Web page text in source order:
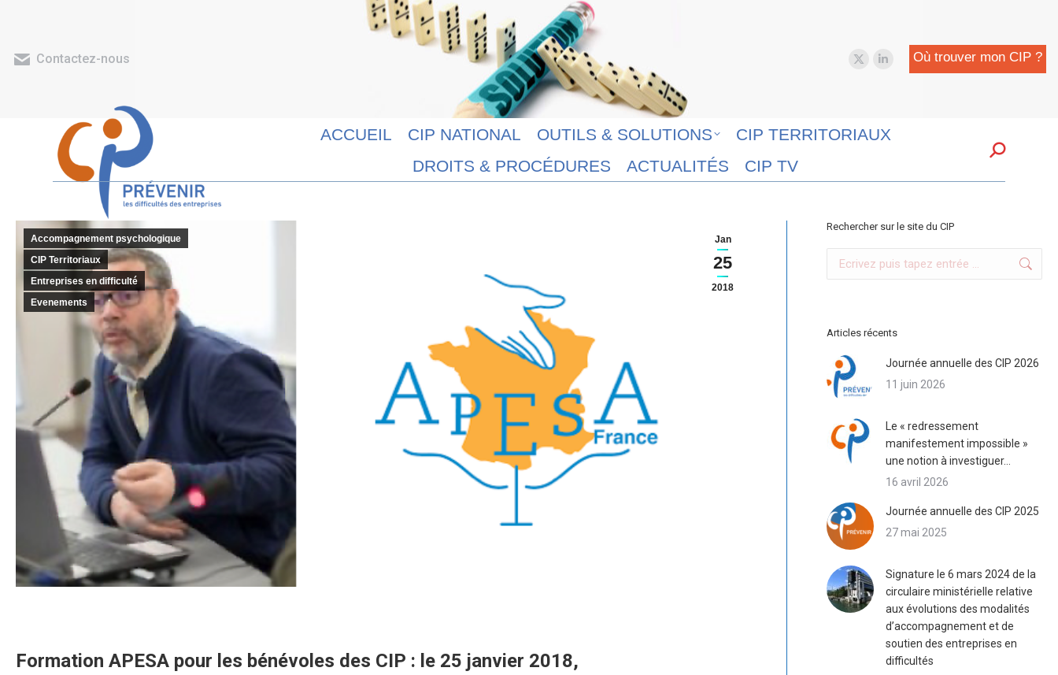
Contactez-nous
X
in
LinkedIn
in
Où trouver mon CIP ?
ACCUEIL CIP NATIONAL OUTILS & SOLUTIONS
CIP TERRITORIAUX
DROITS & PROCÉDURES
ACTUALITÉS CIP TV
Search:
Jan
25
2018
Accompagnement psychologique
CIP Territoriaux
Entreprises en difficulté
Evenements
Formation APESA pour les bénévoles des CIP : le 25 janvier 2018,
Rechercher sur le site du CIP
Articles récents
Journée annuelle des CIP 2026
11 juin 2026
Le « redressement
manifestement impossible »
une notion à investiguer…
16 avril 2026
Journée annuelle des CIP 2025
27 mai 2025
Signature le 6 mars 2024 de la
circulaire ministérielle relative
aux évolutions des modalités
d’accompagnement et de
soutien des entreprises en
difficultés